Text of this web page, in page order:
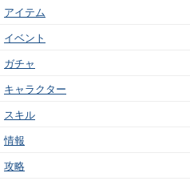
アイテム
イベント
ガチャ
キャラクター
スキル
情報
攻略